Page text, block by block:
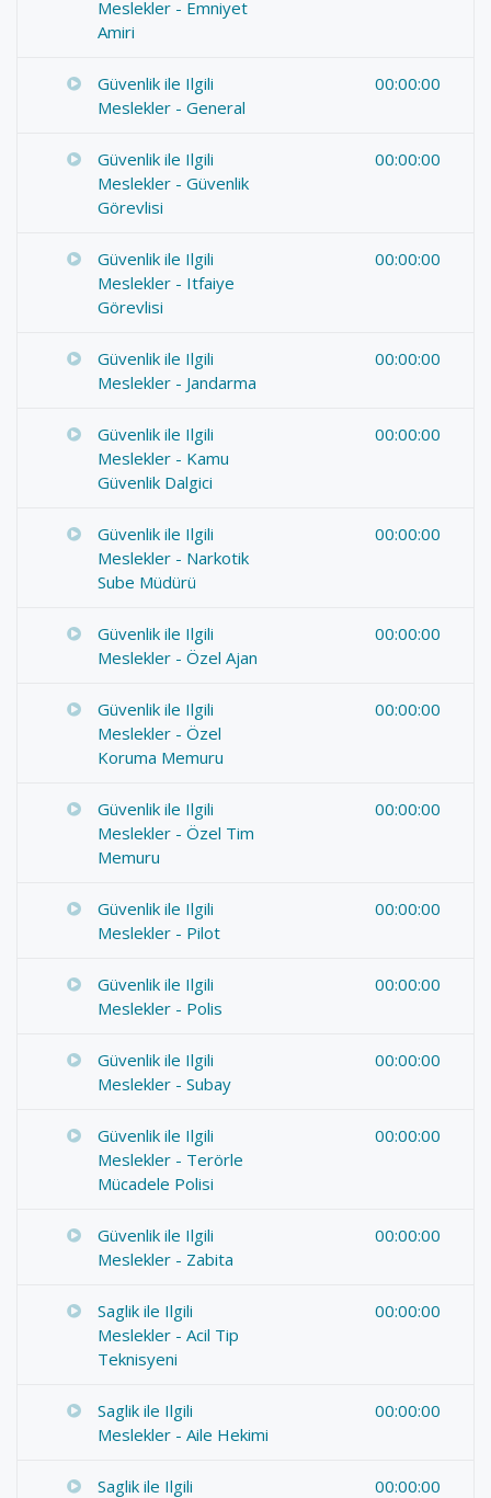
Meslekler - Emniyet
Amiri
Güvenlik ile Ilgili
Meslekler - General
00:00:00
Güvenlik ile Ilgili
Meslekler - Güvenlik
Görevlisi
00:00:00
Güvenlik ile Ilgili
Meslekler - Itfaiye
Görevlisi
00:00:00
Güvenlik ile Ilgili
Meslekler - Jandarma
00:00:00
Güvenlik ile Ilgili
Meslekler - Kamu
Güvenlik Dalgici
00:00:00
Güvenlik ile Ilgili
Meslekler - Narkotik
Sube Müdürü
00:00:00
Güvenlik ile Ilgili
Meslekler - Özel Ajan
00:00:00
Güvenlik ile Ilgili
Meslekler - Özel
Koruma Memuru
00:00:00
Güvenlik ile Ilgili
Meslekler - Özel Tim
Memuru
00:00:00
Güvenlik ile Ilgili
Meslekler - Pilot
00:00:00
Güvenlik ile Ilgili
Meslekler - Polis
00:00:00
Güvenlik ile Ilgili
Meslekler - Subay
00:00:00
Güvenlik ile Ilgili
Meslekler - Terörle
Mücadele Polisi
00:00:00
Güvenlik ile Ilgili
Meslekler - Zabita
00:00:00
Saglik ile Ilgili
Meslekler - Acil Tip
Teknisyeni
00:00:00
Saglik ile Ilgili
Meslekler - Aile Hekimi
00:00:00
Saglik ile Ilgili
00:00:00